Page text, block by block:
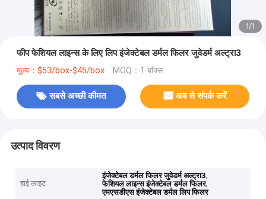
1/1
फीप फेशियल लाइन्स के लिए लिप इंजेक्टेबल डर्मल फिलर जुवेडर्म अल्ट्रा3
मूल्य：$53/box-$45/box MOQ：1 बॉक्स
सबसे अच्छी कीमत अब से संपर्क करें
उत्पाद विवरण
हाई लाइट
इंजेक्टेबल डर्मल फिलर जुवेडर्म अल्ट्रा3,
फेशियल लाइन्स इंजेक्टेबल डर्मल फिलर,
एमएसडीएस इंजेक्टेबल डर्मल लिप फिलर